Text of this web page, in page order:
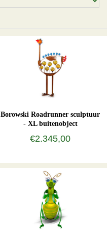
Borowski Roadrunner sculptuur
- XL buitenobject
€2.345,00